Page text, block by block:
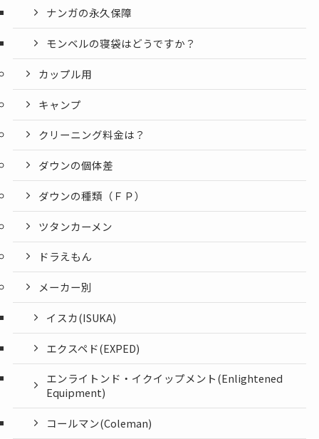
ナンガの永久保障
モンベルの寝袋はどうですか？
カップル用
キャンプ
クリーニング料金は？
ダウンの個体差
ダウンの種類（ＦＰ）
ツタンカーメン
ドラえもん
メーカー別
イスカ(ISUKA)
エクスペド(EXPED)
エンライトンド・イクイップメント(Enlightened
Equipment)
コールマン(Coleman)